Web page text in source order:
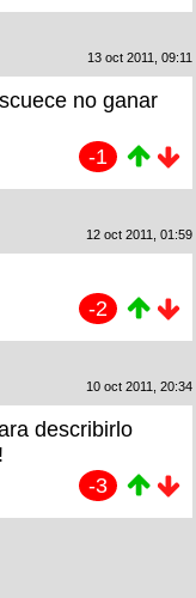
13 oct 2011, 09:11
no ganar
-1
12 oct 2011, 01:59
-2
10 oct 2011, 20:34
describirlo
-3